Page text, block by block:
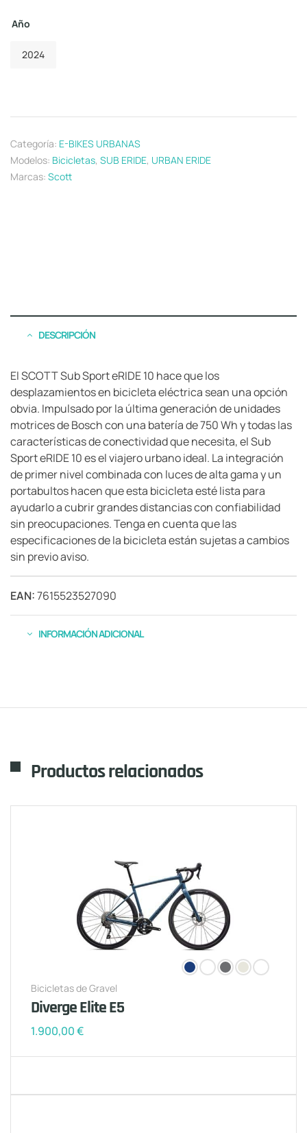
Año
2024
Categoría: E-BIKES URBANAS
Modelos: Bicicletas, SUB ERIDE, URBAN ERIDE
Marcas: Scott
DESCRIPCIÓN
El SCOTT Sub Sport eRIDE 10 hace que los
desplazamientos en bicicleta eléctrica sean una opción
obvia. Impulsado por la última generación de unidades
motrices de Bosch con una batería de 750 Wh y todas las
características de conectividad que necesita, el Sub
Sport eRIDE 10 es el viajero urbano ideal. La integración
de primer nivel combinada con luces de alta gama y un
portabultos hacen que esta bicicleta esté lista para
ayudarlo a cubrir grandes distancias con confiabilidad
sin preocupaciones. Tenga en cuenta que las
especificaciones de la bicicleta están sujetas a cambios
sin previo aviso.
EAN:7615523527090
INFORMACIÓN ADICIONAL
Productos relacionados
Bicicletas de Gravel
Diverge Elite E5
1.900,00€